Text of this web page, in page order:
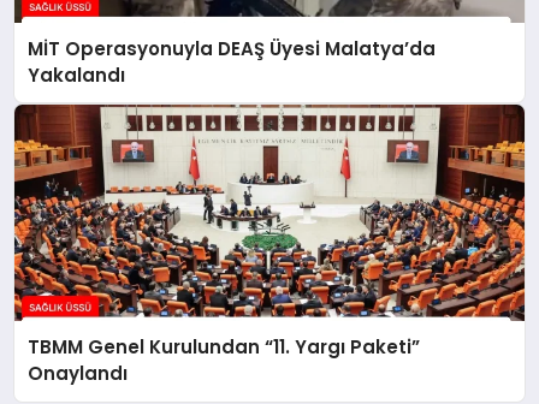
MİT Operasyonuyla DEAŞ Üyesi Malatya’da
Yakalandı
TBMM Genel Kurulundan “11. Yargı Paketi”
Onaylandı